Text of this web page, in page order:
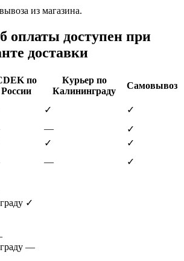
из магазина.
оплаты доступен при
доставки
по
России
Курьер по
Калининграду
Самовывоз
✓
✓
—
✓
✓
✓
—
✓
✓
—